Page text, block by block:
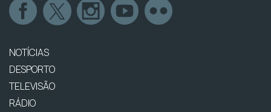
NOTÍCIAS
DESPORTO
TELEVISÃO
RÁDIO